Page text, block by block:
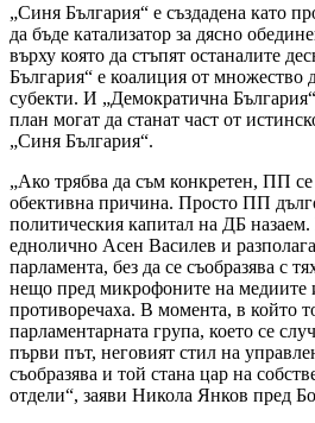
„Синя България“ е създадена като
да бъде катализатор за дясно
върху която да стъпят останалите
България“ е коалиция от множество
субекти. И „Демократична
план могат да станат част от
„Синя България“.
„Ако трябва да съм конкретен, ПП
обективна причина. Просто ПП
политическия капитал на ДБ
еднолично Асен Василев и
парламента, без да се съобразява с
нещо пред микрофоните на медиите
противоречаха. В момента, в който
парламентарната група, което се
първи път, неговият стил на
съобразява и той стана цар на
отдели“, заяви Никола Янков пред